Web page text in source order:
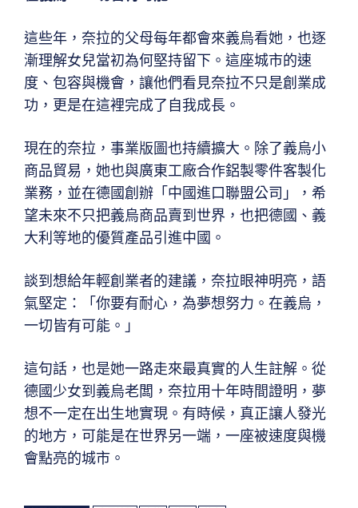
這些年，奈拉的父母每年都會來義烏看她，也逐
漸理解女兒當初為何堅持留下。這座城市的速
度、包容與機會，讓他們看見奈拉不只是創業成
功，更是在這裡完成了自我成長。
現在的奈拉，事業版圖也持續擴大。除了義烏小
商品貿易，她也與廣東工廠合作鋁製零件客製化
業務，並在德國創辦「中國進口聯盟公司」，希
望未來不只把義烏商品賣到世界，也把德國、義
大利等地的優質產品引進中國。
談到想給年輕創業者的建議，奈拉眼神明亮，語
氣堅定：「你要有耐心，為夢想努力。在義烏，
一切皆有可能。」
這句話，也是她一路走來最真實的人生註解。從
德國少女到義烏老闆，奈拉用十年時間證明，夢
想不一定在出生地實現。有時候，真正讓人發光
的地方，可能是在世界另一端，一座被速度與機
會點亮的城市。